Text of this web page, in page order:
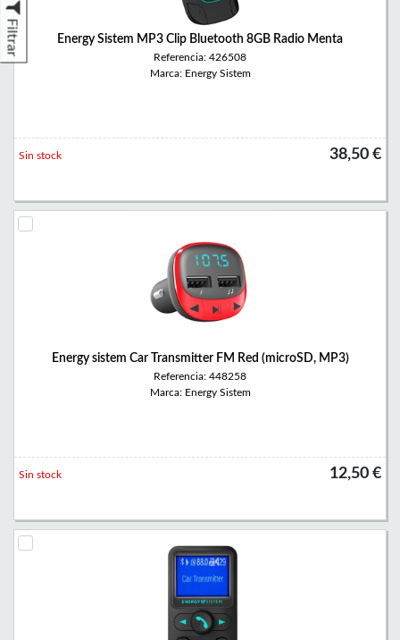
Filtrar Energy Sistem MP3 Clip Bluetooth 8GB Radio Menta
Referencia: 426508
Marca: Energy Sistem
38,50 €
Sin stock
Energy sistem Car Transmitter FM Red (microSD, MP3)
Referencia: 448258
Marca: Energy Sistem
12,50 €
Sin stock